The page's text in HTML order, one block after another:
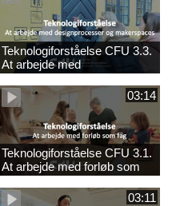
Teknologiforståelse CFU 3.3.
At arbejde med
designprocesser og
makerspaces
03:14
Teknologiforståelse CFU 3.1.
At arbejde med forløb som
fag
03:11